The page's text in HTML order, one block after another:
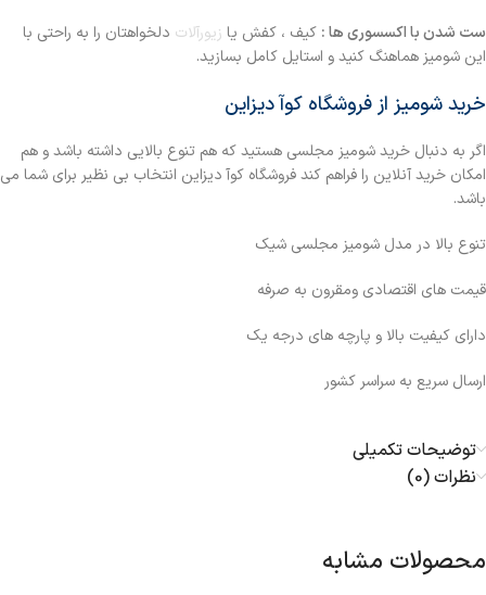
ست شدن با اکسسوری ها : کیف ، کفش یا زیورآلات دلخواهتان را به راحتی با
این شومیز هماهنگ کنید و استایل کامل بسازید.
خرید شومیز از فروشگاه کوآ دیزاین
اگر به دنبال خرید شومیز مجلسی هستید که هم تنوع بالایی داشته باشد و هم
امکان خرید آنلاین را فراهم کند فروشگاه کوآ دیزاین انتخاب بی نظیر برای شما می
باشد.
تنوع بالا در مدل شومیز مجلسی شیک
قیمت های اقتصادی ومقرون به صرفه
دارای کیفیت بالا و پارچه های درجه یک
ارسال سریع به سراسر کشور
توضیحات تکمیلی
نظرات (0)
محصولات مشابه